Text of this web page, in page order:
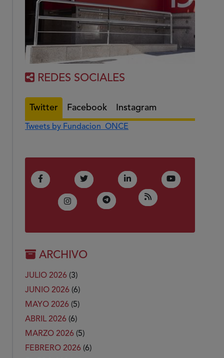
REDES SOCIALES
Twitter Facebook Instagram
Tweets by Fundacion_ONCE
Facebook
(Abre en nueva ventana)
Twitter
(Abre en nueva ventana)
LinkedIn
(Abre en nueva ventana)
Youtube
(Abre en
Instagram
(Abre en nueva ventana)
Telegram
(Abre en nueva ventana)
RSS
(Abre en nueva
ARCHIVO
JULIO 2026 (3)
JUNIO 2026 (6)
MAYO 2026 (5)
ABRIL 2026 (6)
MARZO 2026 (5)
FEBRERO 2026 (6)